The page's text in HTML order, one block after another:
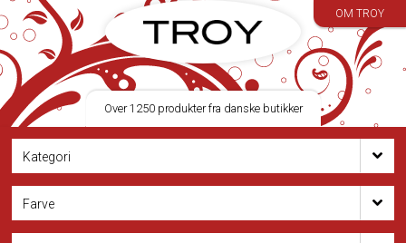
OM TROY
Over 1250 produkter fra danske butikker
Kategori
Farve